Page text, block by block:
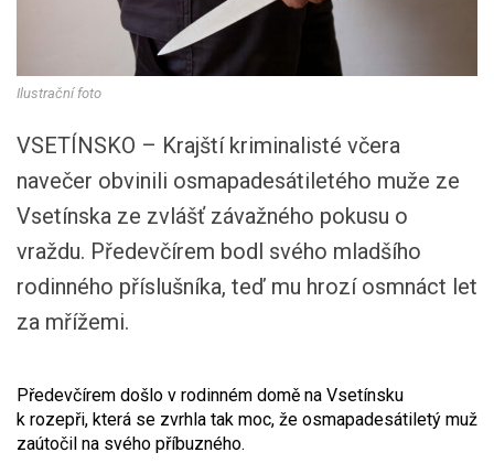
Ilustrační foto
VSETÍNSKO – Krajští kriminalisté včera
navečer obvinili osmapadesátiletého muže ze
Vsetínska ze zvlášť závažného pokusu o
vraždu. Předevčírem bodl svého mladšího
rodinného příslušníka, teď mu hrozí osmnáct let
za mřížemi.
Předevčírem došlo v rodinném domě na Vsetínsku
k rozepři, která se zvrhla tak moc, že osmapadesátiletý muž
zaútočil na svého příbuzného.